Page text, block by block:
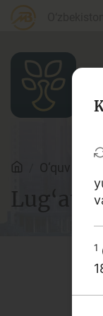
Maqolalar
O‘quv
Lug‘at
1